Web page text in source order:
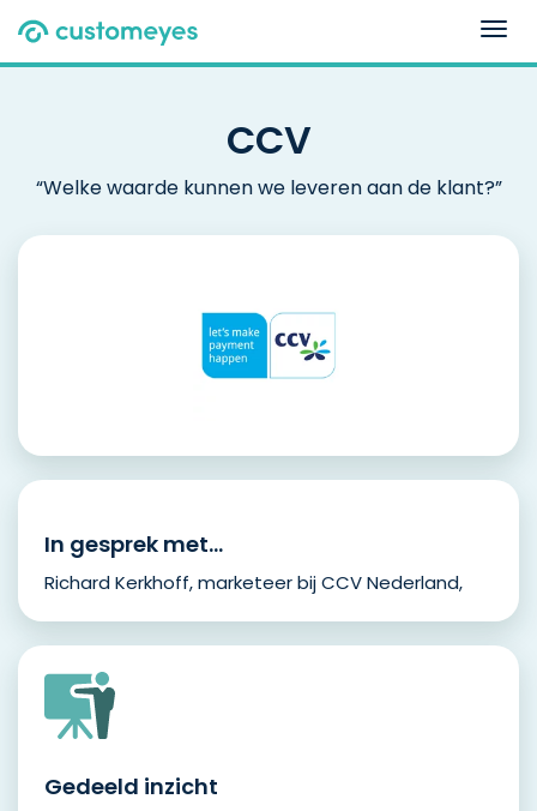
CCV
“Welke waarde kunnen we leveren aan de klant?”
In gesprek met…
Richard Kerkhoff, marketeer bij CCV Nederland,
Gedeeld inzicht